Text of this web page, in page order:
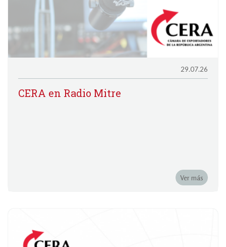
29.07.26
CERA en Radio Mitre
Ver más